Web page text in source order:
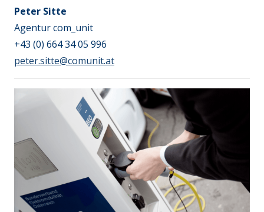
Peter Sitte
Agentur com_unit
+43 (0) 664 34 05 996
peter.sitte@comunit.at